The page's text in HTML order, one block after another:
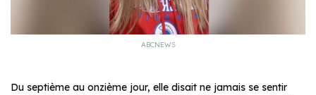
ABCNEWS
Du septième au onzième jour, elle disait ne jamais se sentir